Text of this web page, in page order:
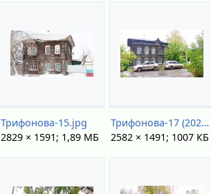
Трифонова-15.jpg
2829 × 1591; 1,89 МБ
Трифонова-17 (2021).jpg
2582 × 1491; 1007 КБ